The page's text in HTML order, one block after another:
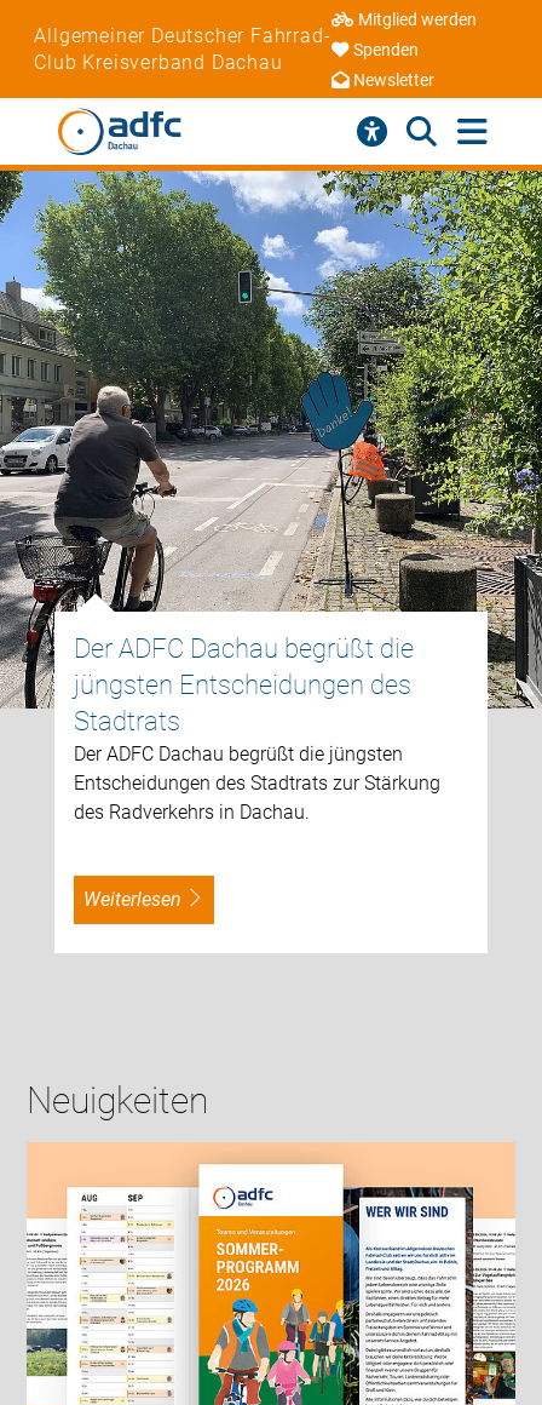
Allgemeiner Deutscher Fahrrad-
Club Kreisverband Dachau
Mitglied werden
Spenden
Newsletter
Der ADFC Dachau begrüßt die
jüngsten Entscheidungen des
Stadtrats
Der ADFC Dachau begrüßt die jüngsten
Entscheidungen des Stadtrats zur Stärkung
des Radverkehrs in Dachau.
weiterlesen
Neuigkeiten